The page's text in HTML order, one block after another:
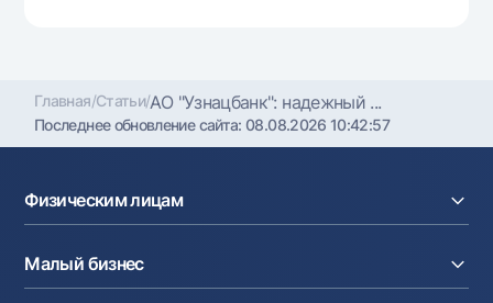
Главная/Статьи/АО "Узнацбанк": надежный ...
Последнее обновление сайта:08.08.2026 10:42:57
Физическим лицам
Вклады
Карты
Малый бизнес